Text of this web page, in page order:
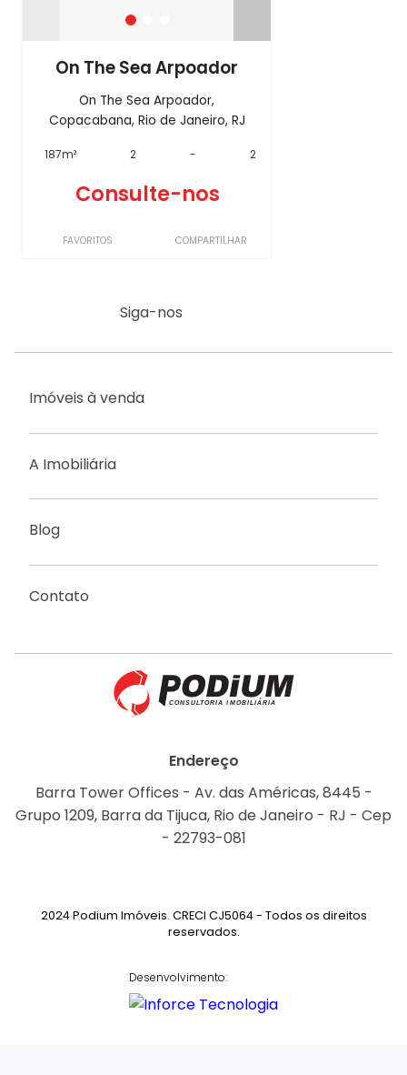
On The Sea Arpoador
On The Sea Arpoador,
Copacabana, Rio de Janeiro, RJ
187m² 2 - 2
Consulte-nos
FAVORITOS COMPARTILHAR
Siga-nos
Imóveis à venda
A Imobiliária
Blog
Contato
Endereço
Barra Tower Offices - Av. das Américas, 8445 -
Grupo 1209, Barra da Tijuca, Rio de Janeiro - RJ - Cep
- 22793-081
2024 Podium Imóveis. CRECI CJ5064 - Todos os direitos
reservados.
Desenvolvimento: